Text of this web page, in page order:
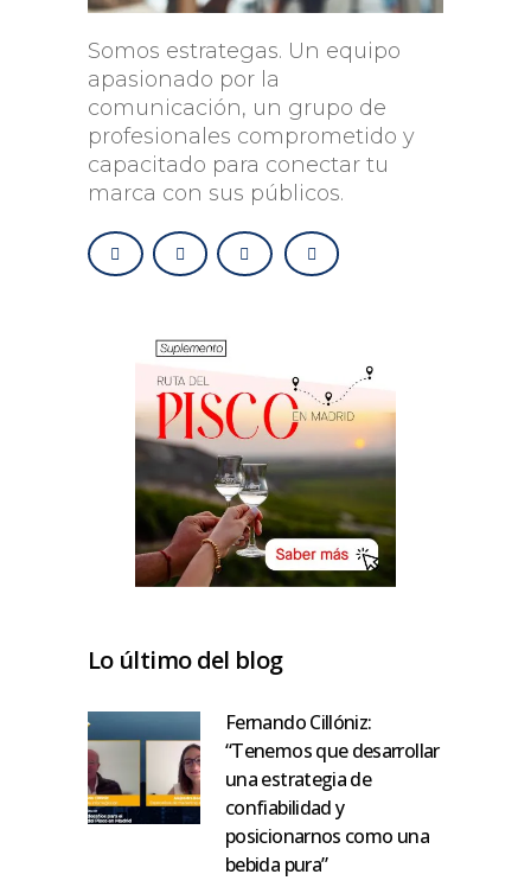
Somos estrategas. Un equipo
apasionado por la
comunicación, un grupo de
profesionales comprometido y
capacitado para conectar tu
marca con sus públicos.
Lo último del blog
Fernando Cillóniz:
“Tenemos que desarrollar
una estrategia de
confiabilidad y
posicionarnos como una
bebida pura”